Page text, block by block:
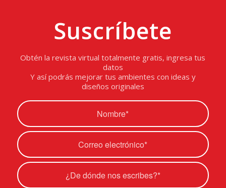
Suscríbete
Obtén la revista virtual totalmente gratis, ingresa tus
datos
Y así podrás mejorar tus ambientes con ideas y
diseños originales